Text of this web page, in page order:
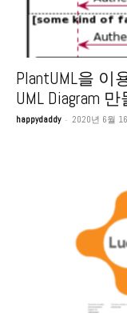
PlantUML을
UML Diagram
happydaddy - 2020년 6월